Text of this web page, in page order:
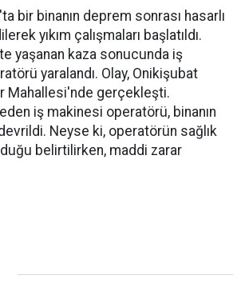
bir binanın deprem sonrası hasarlı
yıkım çalışmaları başlatıldı.
yaşanan kaza sonucunda iş
yaralandı. Olay, Onikişubat
Mahallesi'nde gerçekleşti.
iş makinesi operatörü, binanın
devrildi. Neyse ki, operatörün sağlık
belirtilirken, maddi zarar